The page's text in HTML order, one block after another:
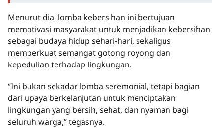
Menurut dia, lomba kebersihan ini bertujuan
memotivasi masyarakat untuk menjadikan kebersihan
sebagai budaya hidup sehari-hari, sekaligus
memperkuat semangat gotong royong dan
kepedulian terhadap lingkungan.
“Ini bukan sekadar lomba seremonial, tetapi bagian
dari upaya berkelanjutan untuk menciptakan
lingkungan yang bersih, sehat, dan nyaman bagi
seluruh warga,” tegasnya.